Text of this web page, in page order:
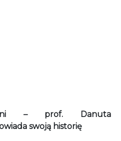
– prof. Danuta
swoją historię